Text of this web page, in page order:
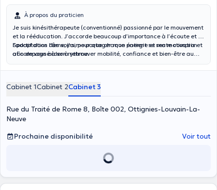
À propos du praticien
Je suis kinésithérapeute (conventionné) passionné par le mouvement
et la rééducation. J’accorde beaucoup d’importance à l’écoute et à
l’adaptation des soins, pour que chaque patient se sente compris et
accompagné à son rythme.
Sportif dans l’âme, j’aime partager mon énergie et ma motivation
afin de vous aider à retrouver mobilité, confiance et bien-être au
Cabinet 1Cabinet 2Cabinet 3
Rue du Traité de Rome 8, Boîte 002, Ottignies-Louvain-La-
Neuve
Prochaine disponibilité
Voir tout